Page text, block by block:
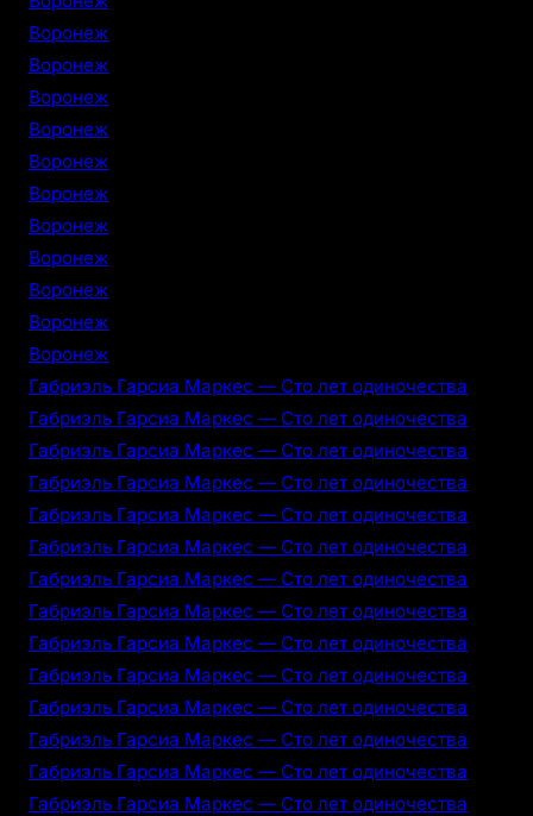
Воронеж
Воронеж
Воронеж
Воронеж
Воронеж
Воронеж
Воронеж
Воронеж
Воронеж
Воронеж
Воронеж
Габриэль Гарсиа Маркес — Сто лет одиночества
Габриэль Гарсиа Маркес — Сто лет одиночества
Габриэль Гарсиа Маркес — Сто лет одиночества
Габриэль Гарсиа Маркес — Сто лет одиночества
Габриэль Гарсиа Маркес — Сто лет одиночества
Габриэль Гарсиа Маркес — Сто лет одиночества
Габриэль Гарсиа Маркес — Сто лет одиночества
Габриэль Гарсиа Маркес — Сто лет одиночества
Габриэль Гарсиа Маркес — Сто лет одиночества
Габриэль Гарсиа Маркес — Сто лет одиночества
Габриэль Гарсиа Маркес — Сто лет одиночества
Габриэль Гарсиа Маркес — Сто лет одиночества
Габриэль Гарсиа Маркес — Сто лет одиночества
Габриэль Гарсиа Маркес — Сто лет одиночества